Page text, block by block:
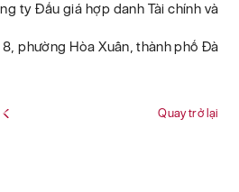
ty Đấu giá hợp danh Tài chính và
phường Hòa Xuân, thành phố Đà
Quay trở lại